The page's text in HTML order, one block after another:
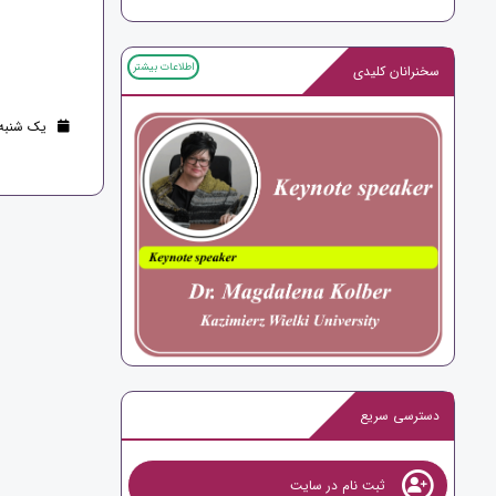
سخنرانان کلیدی اطلاعات بیشتر
دسترسی سریع
ثبت نام در سایت
یک شنبه 18 تیر 1402 (3